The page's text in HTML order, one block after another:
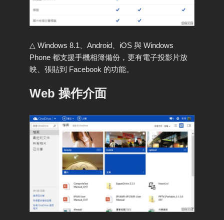
△ Windows 8.1、Android、iOS 與 Windows
Phone 都支援手機相簿備份，更有電子投影片放
映、張貼到 Facebook 的功能。
Web 操作介面